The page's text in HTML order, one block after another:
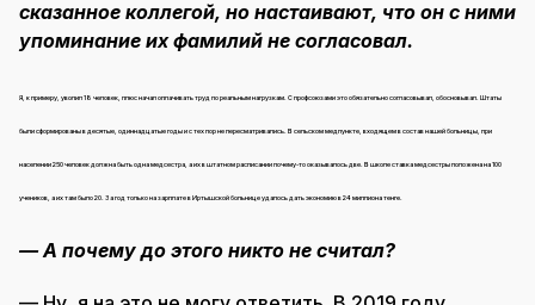
сказанное коллегой, но настаивают, что он с ними
упоминание их фамилий не согласовал.
Я, к примеру, уволил 18 человек, плюс начал оплачивать труд по реальным нагрузкам. С профсоюзами это обязательно согласовывал, обосновывал. Штаты
были сформированы в десятые, одиннадцатые годы и с тех пор не пересматривались. В сельском медпункте, входящем в состав нашей больницы, при
населении 250 человек должна быть одна медсестра, а их в штатном расписании почему-то оказывалось две. В школе ставка медсестры положена на 100
учеников, а их там было 20. За год только на зарплате в Иртышской больнице удалось дать экономию в 24 миллиона тенге.
— А почему до этого никто не считал?